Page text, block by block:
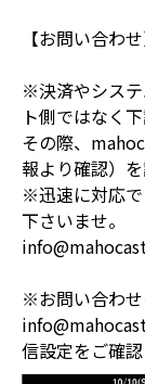
【お問い合わせ
※決済やシステ
ト側ではなく
その際、
報より確認）
※迅速に対応
下さいませ。
※お問い合わ
信設定をご確認